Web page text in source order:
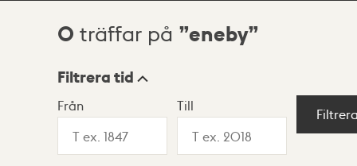
Sökresultat
0 träffar på eneby
Visningsläge
Filtrera tid
Från Till